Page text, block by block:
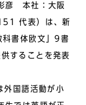
彦 本社：大阪
代表）は、新
科書体欧文」9書
することを発表
国語活動が小